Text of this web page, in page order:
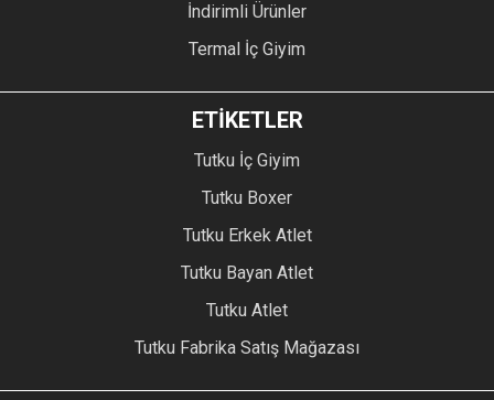
İndirimli Ürünler
Termal İç Giyim
ETİKETLER
Tutku İç Giyim
Tutku Boxer
Tutku Erkek Atlet
Tutku Bayan Atlet
Tutku Atlet
Tutku Fabrika Satış Mağazası